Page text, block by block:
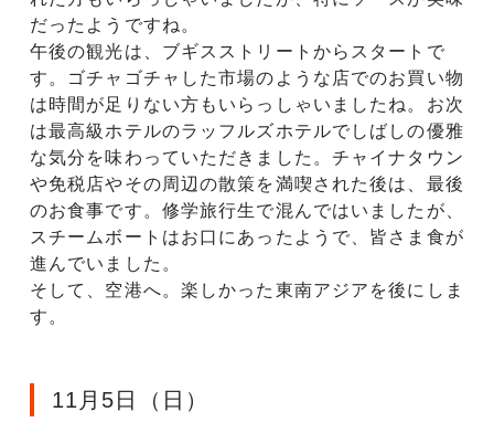
だったようですね。
午後の観光は、ブギスストリートからスタートで
す。ゴチャゴチャした市場のような店でのお買い物
は時間が足りない方もいらっしゃいましたね。お次
は最高級ホテルのラッフルズホテルでしばしの優雅
な気分を味わっていただきました。チャイナタウン
や免税店やその周辺の散策を満喫された後は、最後
のお食事です。修学旅行生で混んではいましたが、
スチームボートはお口にあったようで、皆さま食が
進んでいました。
そして、空港へ。楽しかった東南アジアを後にしま
す。
11月5日（日）